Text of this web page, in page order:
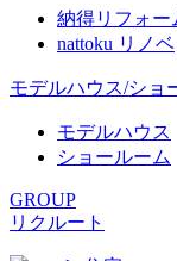
納得リフォー
nattoku リノベ
モデルハウス/ショ
モデルハウス
ショールーム
GROUP
リクルート